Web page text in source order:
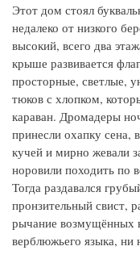
Этот дом стоял
недалеко от низкого
высокий, всего два
крыше развивается
просторные, светлые,
тюков с хлопком,
караван. Дромадеры
принесли охапку сена,
кучей и мирно жевали
норовили походить по
Тогда раздавался
пронзительный свист,
рычание возмущённых
верблюжьего языка, ни